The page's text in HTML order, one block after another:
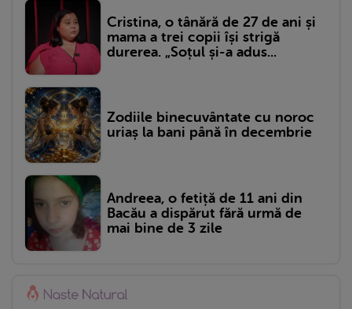
Cristina, o tânără de 27 de ani și
mama a trei copii își strigă
durerea. „Soțul și-a adus...
Zodiile binecuvântate cu noroc
uriaș la bani până în decembrie
Andreea, o fetiță de 11 ani din
Bacău a dispărut fără urmă de
mai bine de 3 zile